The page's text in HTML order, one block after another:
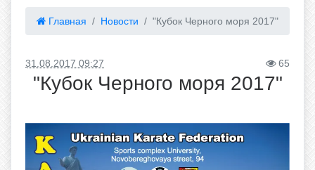
Главная Новости "Кубок Черного моря 2017"
31.08.2017 09:27 65
"Кубок Черного моря 2017"